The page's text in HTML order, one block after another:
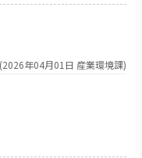
(2026年04月01日 産業環境課)